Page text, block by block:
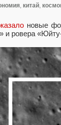
, китай,
новые
и ровера